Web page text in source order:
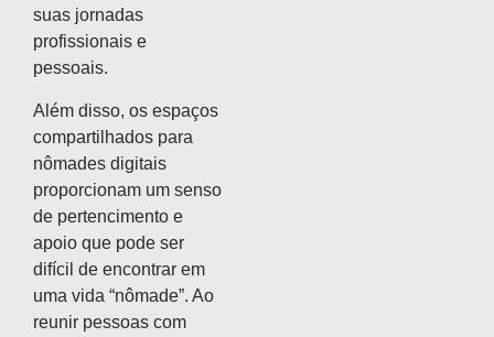
suas jornadas
profissionais e
pessoais.
Além disso, os espaços
compartilhados para
nômades digitais
proporcionam um senso
de pertencimento e
apoio que pode ser
difícil de encontrar em
uma vida “nômade”. Ao
reunir pessoas com